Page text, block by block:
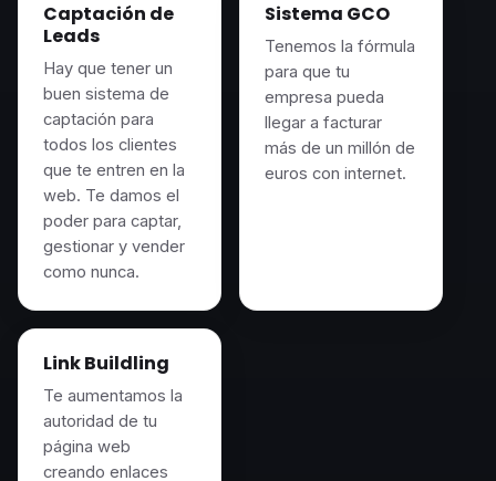
Captación de
Leads
Hay que tener un
buen sistema de
captación para
todos los clientes
que te entren en la
web. Te damos el
poder para captar,
gestionar y vender
como nunca.
Sistema GCO
Tenemos la fórmula
para que tu
empresa pueda
llegar a facturar
más de un millón de
euros con internet.
Link Buildling
Te aumentamos la
autoridad de tu
página web
creando enlaces